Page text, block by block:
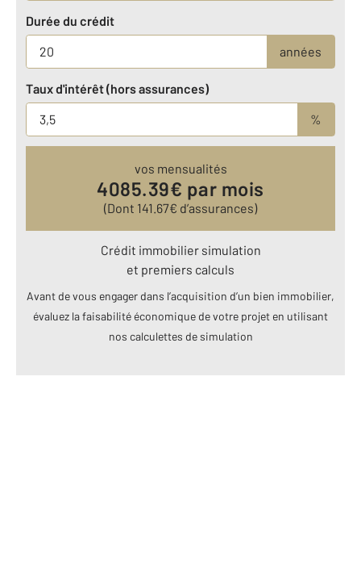
Durée du crédit
années
Taux d'intérêt (hors assurances)
%
vos mensualités
4085.39€ par mois
(Dont 141.67€ d’assurances)
Crédit immobilier simulation
et premiers calculs
Avant de vous engager dans l’acquisition d’un bien immobilier,
évaluez la faisabilité économique de votre projet en utilisant
nos calculettes de simulation